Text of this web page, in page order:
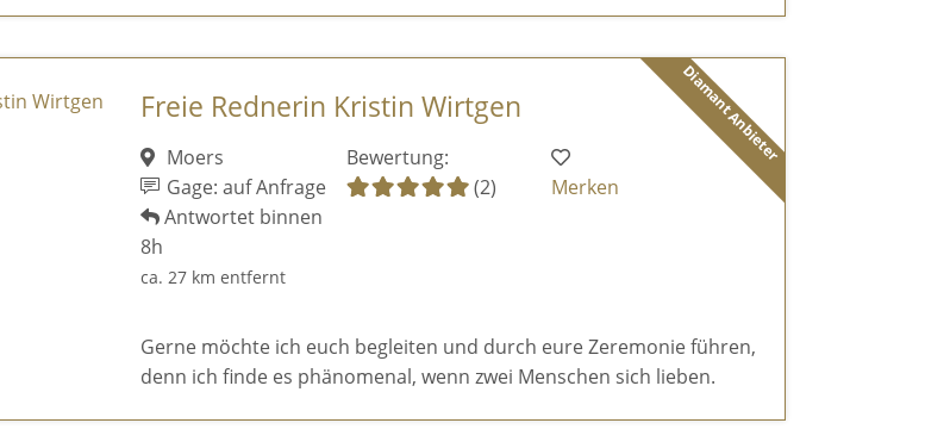
Diamant Anbieter
Freie Rednerin Kristin Wirtgen
Moers
Gage: auf Anfrage
Antwortet binnen
8h
ca. 27 km entfernt
Bewertung:
(2)
Merken
Gerne möchte ich euch begleiten und durch eure Zeremonie führen,
denn ich finde es phänomenal, wenn zwei Menschen sich lieben.